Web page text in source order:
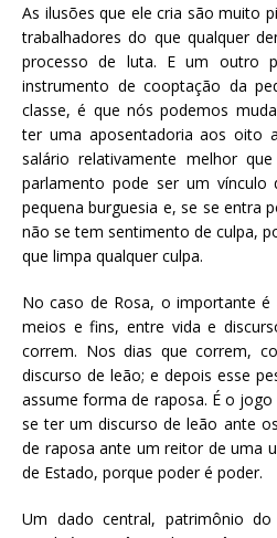
As ilusões que ele cria são muito
trabalhadores do que qualquer
processo de luta. E um outro
instrumento de cooptação da
classe, é que nós podemos
ter uma aposentadoria aos oito
salário relativamente melhor
parlamento pode ser um vínculo
pequena burguesia e, se se entra
não se tem sentimento de culpa,
que limpa qualquer culpa.
No caso de Rosa, o importante é
meios e fins, entre vida e
correm. Nos dias que correm,
discurso de leão; e depois esse
assume forma de raposa. É o
se ter um discurso de leão ante
de raposa ante um reitor de uma
de Estado, porque poder é poder.
Um dado central, patrimônio